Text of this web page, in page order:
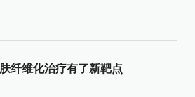
纤维化治疗有了新靶点